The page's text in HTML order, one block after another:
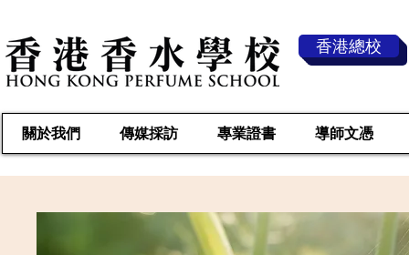
香港總校
關於我們 傳媒採訪 專業證書 導師文憑